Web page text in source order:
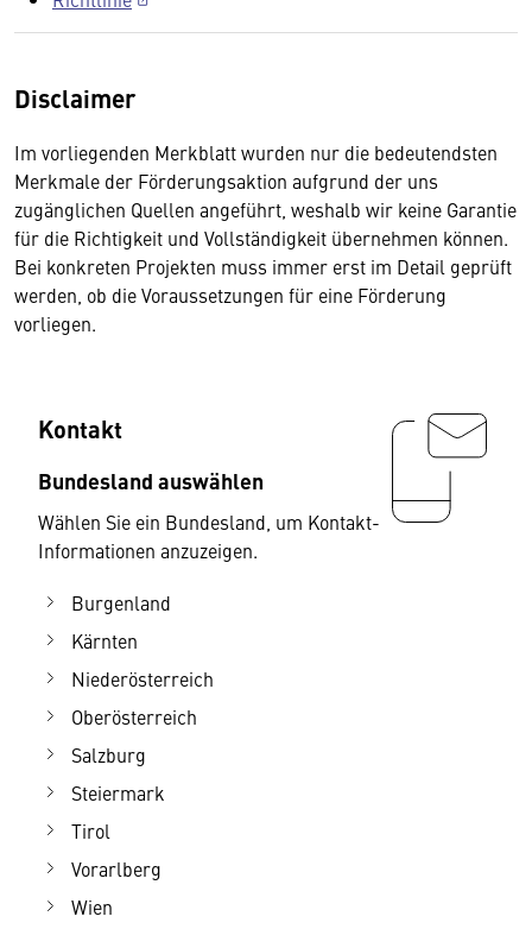
Disclaimer
Im vorliegenden Merkblatt wurden nur die bedeutendsten
Merkmale der Förderungsaktion aufgrund der uns
zugänglichen Quellen angeführt, weshalb wir keine Garantie
für die Richtigkeit und Vollständigkeit übernehmen können.
Bei konkreten Projekten muss immer erst im Detail geprüft
werden, ob die Voraussetzungen für eine Förderung
vorliegen.
Kontakt
Bundesland auswählen
Wählen Sie ein Bundesland, um Kontakt-
Informationen anzuzeigen.
Burgenland
Kärnten
Niederösterreich
Oberösterreich
Salzburg
Steiermark
Tirol
Vorarlberg
Wien